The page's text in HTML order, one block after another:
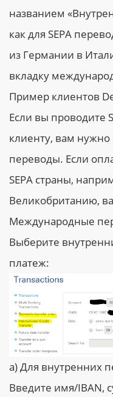
названием
как для SEPA
из Германии в
вкладку
Пример клиентов
Если вы проводите
клиенту, вам
переводы. Если
SEPA страны,
Великобританию,
Международные
Выберите
платеж:
a) Для внутренних
Введите имя/IBAN,